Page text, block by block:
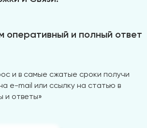
оперативный и полный ответ
и в самые сжатые сроки получи
e-mail или ссылку на статью в
и ответы»